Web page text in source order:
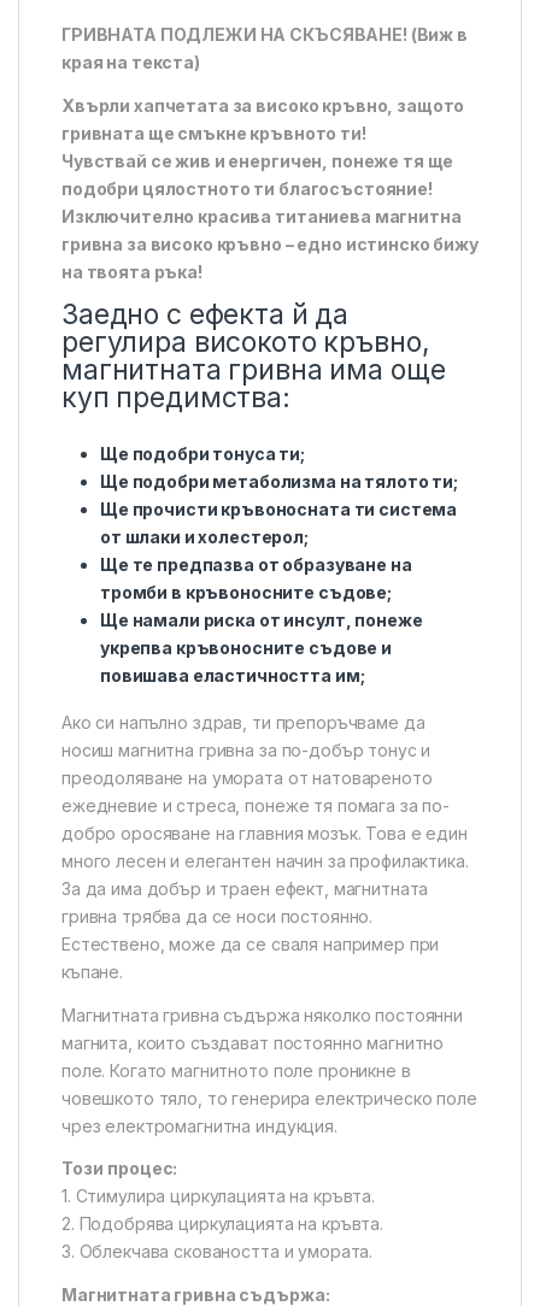
ГРИВНАТА ПОДЛЕЖИ НА СКЪСЯВАНЕ! (Виж в
края на текста)
Хвърли хапчетата за високо кръвно, защото
гривната ще смъкне кръвното ти!
Чувствай се жив и енергичен, понеже тя ще
подобри цялостното ти благосъстояние!
Изключително красива титаниева магнитна
гривна за високо кръвно – едно истинско бижу
на твоята ръка!
Заедно с ефекта й да
регулира високото кръвно,
магнитната гривна има още
куп предимства:
Ще подобри тонуса ти;
Ще подобри метаболизма на тялото ти;
Ще прочисти кръвоносната ти система
от шлаки и холестерол;
Ще те предпазва от образуване на
тромби в кръвоносните съдове;
Ще намали риска от инсулт, понеже
укрепва кръвоносните съдове и
повишава еластичността им;
Ако си напълно здрав, ти препоръчваме да
носиш магнитна гривна за по-добър тонус и
преодоляване на умората от натовареното
ежедневие и стреса, понеже тя помага за по-
добро оросяване на главния мозък. Това е един
много лесен и елегантен начин за профилактика.
За да има добър и траен ефект, магнитната
гривна трябва да се носи постоянно.
Естествено, може да се сваля например при
къпане.
Магнитната гривна съдържа няколко постоянни
магнита, които създават постоянно магнитно
поле. Когато магнитното поле проникне в
човешкото тяло, то генерира електрическо поле
чрез електромагнитна индукция.
Този процес:
1. Стимулира циркулацията на кръвта.
2. Подобрява циркулацията на кръвта.
3. Облекчава сковаността и умората.
Магнитната гривна съдържа: